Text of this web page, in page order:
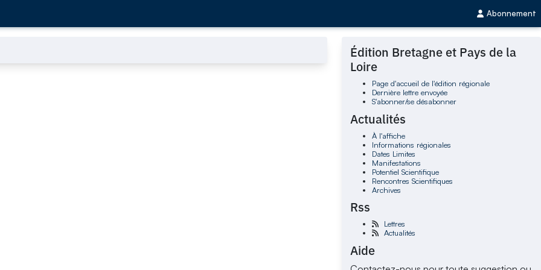
Abonnement
Édition Bretagne et Pays de la
Loire
Page d'accueil de l'édition régionale
Dernière lettre envoyée
S'abonner/se désabonner
Actualités
À l'affiche
Informations régionales
Dates Limites
Manifestations
Potentiel Scientifique
Rencontres Scientifiques
Archives
Rss
Lettres
Actualités
Aide